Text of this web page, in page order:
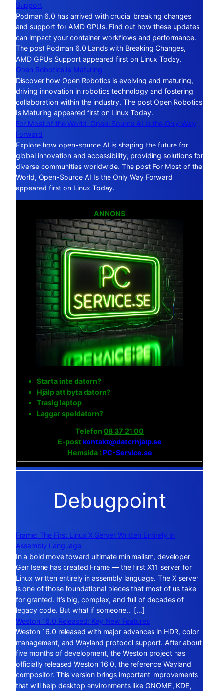
Support
Podman 6.0 has arrived with crucial breaking changes
and support for AMD GPUs. Find out how these updates
can impact your container workflows and performance.
The post Podman 6.0 Lands with Breaking Changes,
AMD GPUs Support appeared first on Linux Today.
Open Robotics Is Maturing
Discover how Open Robotics is evolving and maturing,
driving innovation in robotics technology and fostering
collaboration within the industry. The post Open Robotics
Is Maturing appeared first on Linux Today.
For Most of the World, Open-Source AI Is the Only Way
Forward
Explore how open-source AI is shaping the future for
global innovation and accessibility, providing solutions for
diverse communities worldwide. The post For Most of the
World, Open-Source AI Is the Only Way Forward
appeared first on Linux Today.
ANNONS
Starta inte datorn?
Hjälp att byta datorn?
Trasig laptop
Laggar speldatorn?
Telefon 08 37 21 00
E-post kontakt@datorhjalp.se
Hemsida :PC-Service.se
Debugpoint
Frame: The First Linux X Server Written Entirely in
Assembly Language
In a bold move toward ultimate minimalism, developer
Geir Isene has created Frame — the first X11 server for
Linux written entirely in assembly language. The X server
is one of those foundational pieces that most of us take
for granted. It’s big, complex, and full of decades of
legacy code. But what if someone… […]
Weston 16.0 Released: Key New Features
Weston 16.0 released with major advances in HDR, color
management, and Wayland protocol support. After about
five months of development, the Weston project has
officially released Weston 16.0, the reference Wayland
compositor. This version brings important improvements
that will help desktop environments like GNOME, KDE,